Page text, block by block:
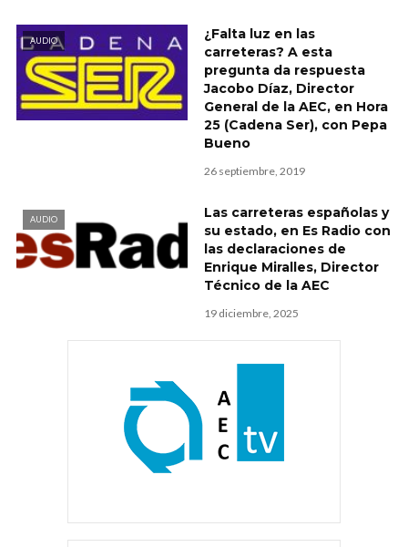
AUDIO
¿Falta luz en las
carreteras? A esta
pregunta da respuesta
Jacobo Díaz, Director
General de la AEC, en Hora
25 (Cadena Ser), con Pepa
Bueno
26 septiembre, 2019
AUDIO
Las carreteras españolas y
su estado, en Es Radio con
las declaraciones de
Enrique Miralles, Director
Técnico de la AEC
19 diciembre, 2025